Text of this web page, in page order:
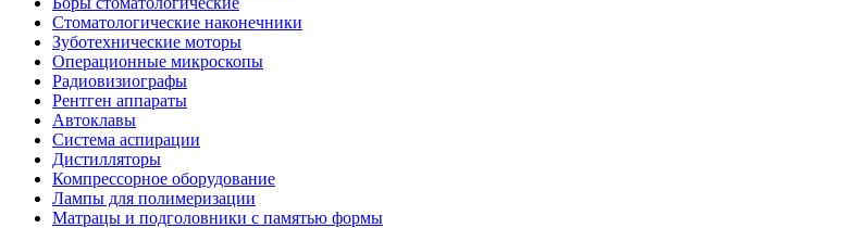
Стоматологические наконечники
Зуботехнические моторы
Операционные микроскопы
Радиовизиографы
Рентген аппараты
Автоклавы
Система аспирации
Дистилляторы
Компрессорное оборудование
Лампы для полимеризации
Матрацы и подголовники с памятью формы